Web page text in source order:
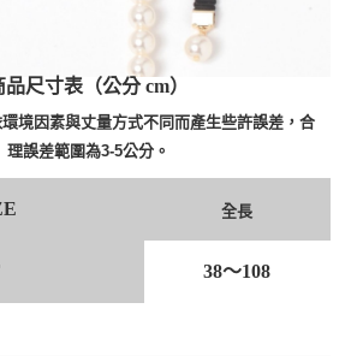
品尺寸表（公分 cm）
境因素與丈量方式不同而產生些許誤差，合
理誤差範圍為3-5公分。
全長
38～108